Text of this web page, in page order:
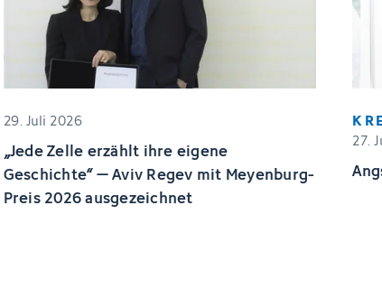
29. Juli 2026
„Jede Zelle erzählt ihre eigene
Geschichte“ – Aviv Regev mit Meyenburg-
Preis 2026 ausgezeichnet
27.